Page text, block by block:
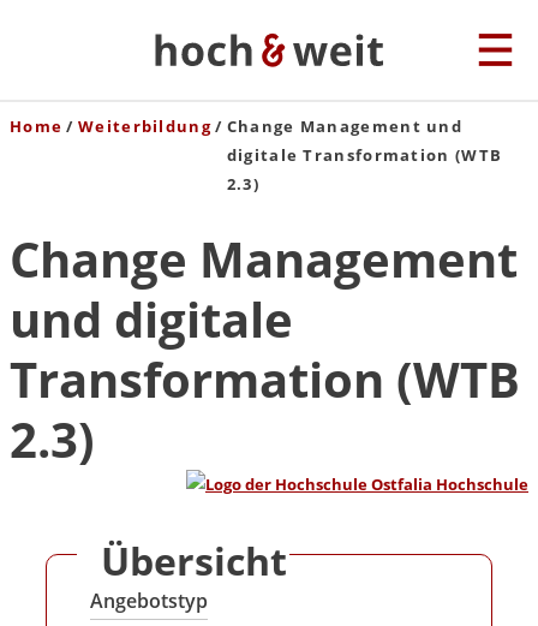
Home Weiterbildung
Change Management und
digitale Transformation (WTB
2.3)
Change Management
und digitale
Transformation (WTB
2.3)
Übersicht
Angebotstyp